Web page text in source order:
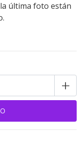
última foto están
+